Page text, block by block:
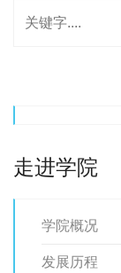
走进学院
学院概况
发展历程